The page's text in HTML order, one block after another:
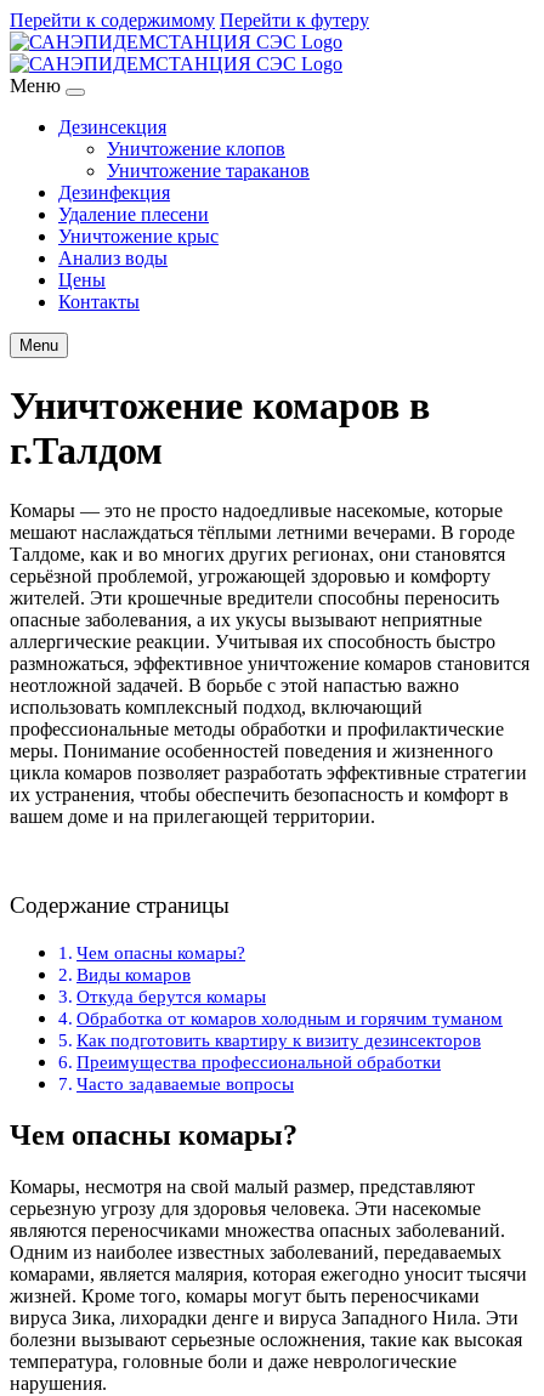
Перейти к содержимому Перейти к футеру
Меню
Дезинсекция
Уничтожение клопов
Уничтожение тараканов
Дезинфекция
Удаление плесени
Уничтожение крыс
Анализ воды
Цены
Контакты
Menu
Уничтожение комаров в
г.Талдом
Комары — это не просто надоедливые насекомые, которые
мешают наслаждаться тёплыми летними вечерами. В городе
Талдоме, как и во многих других регионах, они становятся
серьёзной проблемой, угрожающей здоровью и комфорту
жителей. Эти крошечные вредители способны переносить
опасные заболевания, а их укусы вызывают неприятные
аллергические реакции. Учитывая их способность быстро
размножаться, эффективное уничтожение комаров становится
неотложной задачей. В борьбе с этой напастью важно
использовать комплексный подход, включающий
профессиональные методы обработки и профилактические
меры. Понимание особенностей поведения и жизненного
цикла комаров позволяет разработать эффективные стратегии
их устранения, чтобы обеспечить безопасность и комфорт в
вашем доме и на прилегающей территории.
Содержание страницы
Чем опасны комары?
Виды комаров
Откуда берутся комары
Обработка от комаров холодным и горячим туманом
Как подготовить квартиру к визиту дезинсекторов
Преимущества профессиональной обработки
Часто задаваемые вопросы
Чем опасны комары?
Комары, несмотря на свой малый размер, представляют
серьезную угрозу для здоровья человека. Эти насекомые
являются переносчиками множества опасных заболеваний.
Одним из наиболее известных заболеваний, передаваемых
комарами, является малярия, которая ежегодно уносит тысячи
жизней. Кроме того, комары могут быть переносчиками
вируса Зика, лихорадки денге и вируса Западного Нила. Эти
болезни вызывают серьезные осложнения, такие как высокая
температура, головные боли и даже неврологические
нарушения.